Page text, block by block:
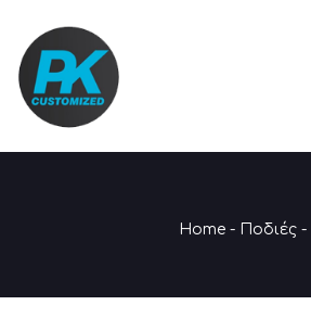
Home - Ποδιές -